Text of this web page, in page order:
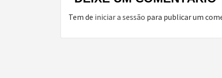
Tem de iniciar a sessão para publicar um